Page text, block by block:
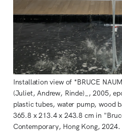
Installation view of *BRUCE
(Juliet, Andrew, Rinde)_, 2005,
plastic tubes, water pump, wood
365.8 x 213.4 x 243.8 cm in
Contemporary, Hong Kong,